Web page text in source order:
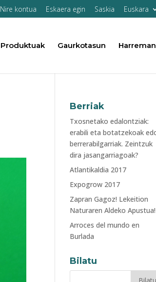
Nire kontua Eskaera egin Saskia Euskara
Produktuak Gaurkotasun
Berriak
Txosnetako edalontziak:
erabili eta botatzekoak
berrerabilgarriak. Zeintzuk
dira jasangarriagoak?
Atlantikaldia 2017
Expogrow 2017
Zapran Gagoz! Lekeition
Naturaren Aldeko Apustua!
Arroces del mundo en
Burlada
Bilatu